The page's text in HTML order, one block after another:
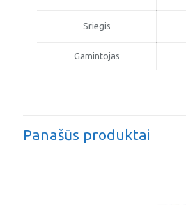
Sriegis
Gamintojas
Panašūs produktai